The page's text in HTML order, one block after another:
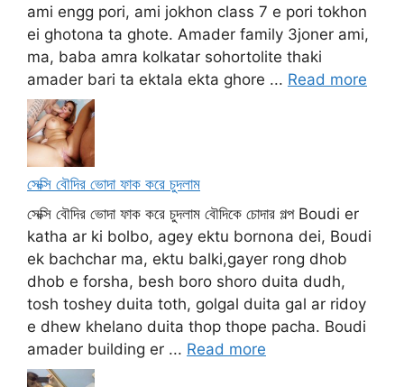
ami engg pori, ami jokhon class 7 e pori tokhon
ei ghotona ta ghote. Amader family 3joner ami,
ma, baba amra kolkatar sohortolite thaki
amader bari ta ektala ekta ghore ... Read more
সেক্সি বৌদির ভোদা ফাক করে চুদলাম
সেক্সি বৌদির ভোদা ফাক করে চুদলাম বৌদিকে চোদার গল্প Boudi er
katha ar ki bolbo, agey ektu bornona dei, Boudi
ek bachchar ma, ektu balki,gayer rong dhob
dhob e forsha, besh boro shoro duita dudh,
tosh toshey duita toth, golgal duita gal ar ridoy
e dhew khelano duita thop thope pacha. Boudi
amader building er ... Read more